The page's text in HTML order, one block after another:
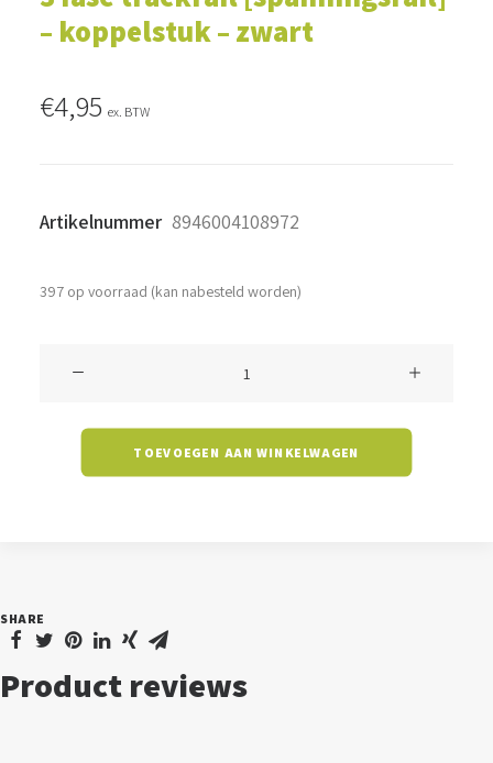
– koppelstuk – zwart
€4,95 ex. BTW
Artikelnummer 8946004108972
397 op voorraad (kan nabesteld worden)
trackrail
[spanningsrail]
aantal
TOEVOEGEN AAN WINKELWAGEN
SHARE
Product reviews